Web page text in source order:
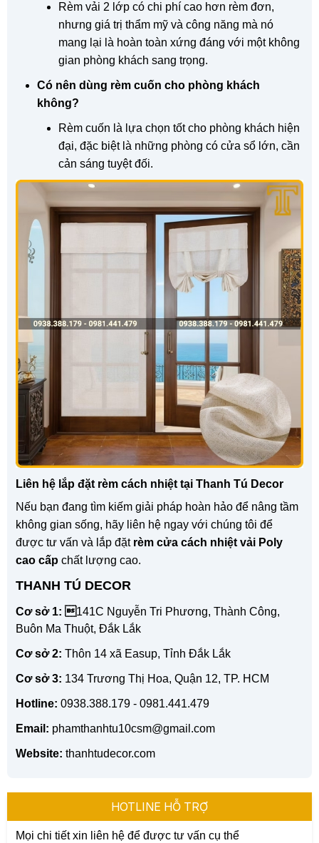
Rèm vải 2 lớp có chi phí cao hơn rèm đơn,
nhưng giá trị thẩm mỹ và công năng mà nó
mang lại là hoàn toàn xứng đáng với một không
gian phòng khách sang trọng.
Có nên dùng rèm cuốn cho phòng khách
không?
Rèm cuốn là lựa chọn tốt cho phòng khách hiện
đại, đặc biệt là những phòng có cửa sổ lớn, cần
cản sáng tuyệt đối.
Liên hệ lắp đặt rèm cách nhiệt tại Thanh Tú Decor
Nếu bạn đang tìm kiếm giải pháp hoàn hảo để nâng tầm
không gian sống, hãy liên hệ ngay với chúng tôi để
được tư vấn và lắp đặt rèm cửa cách nhiệt vải Poly
cao cấp chất lượng cao.
THANH TÚ DECOR
Cơ sở 1: 141C Nguyễn Tri Phương, Thành Công,
Buôn Ma Thuột, Đắk Lắk
Cơ sở 2: Thôn 14 xã Easup, Tỉnh Đắk Lắk
Cơ sở 3: 134 Trương Thị Hoa, Quận 12, TP. HCM
Hotline: 0938.388.179 - 0981.441.479
Email: phamthanhtu10csm@gmail.com
Website: thanhtudecor.com
HOTLINE HỖ TRỢ
Mọi chi tiết xin liên hệ để được tư vấn cụ thể